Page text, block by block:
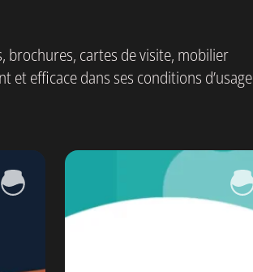
brochures, cartes de visite, mobilier
efficace dans ses conditions d’usage